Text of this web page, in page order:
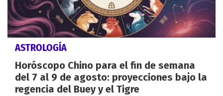
ASTROLOGÍA
Horóscopo Chino para el fin de semana
del 7 al 9 de agosto: proyecciones bajo la
regencia del Buey y el Tigre